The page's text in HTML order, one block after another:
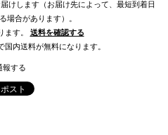
けします（お届け先によって、最短到着日
場合があります）。
す。
送料を確認する
内送料が無料になります。
報する